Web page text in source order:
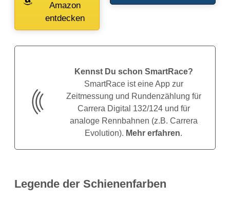
Amazon
entdecken
Kennst Du schon SmartRace?
SmartRace ist eine App zur
Zeitmessung und Rundenzählung für
Carrera Digital 132/124 und für
analoge Rennbahnen (z.B. Carrera
Evolution). Mehr erfahren.
Legende der Schienenfarben